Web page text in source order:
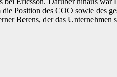
Position des COO sowie des
Berens, der das Unternehmen